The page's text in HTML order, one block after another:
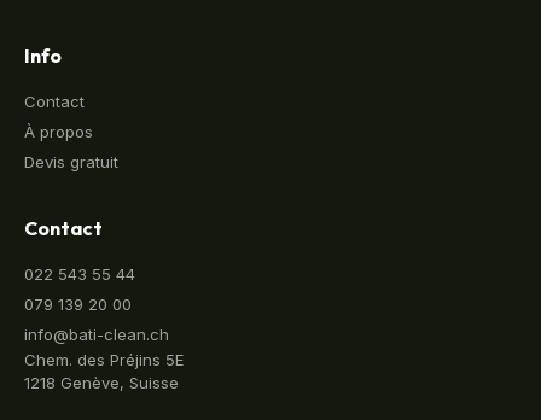
Info
Contact
À propos
Devis gratuit
Contact
022 543 55 44
079 139 20 00
info@bati-clean.ch
Chem. des Préjins 5E
1218 Genève, Suisse